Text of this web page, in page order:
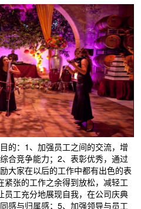
的：1、加强员工之间的交流，增
合竞争能力；2、表彰优秀，通过
大家在以后的工作中都有出色的表
张的工作之余得到放松，减轻工
工充分地展现自我，在公司庆典
感与归属感；5、加强领导与员工